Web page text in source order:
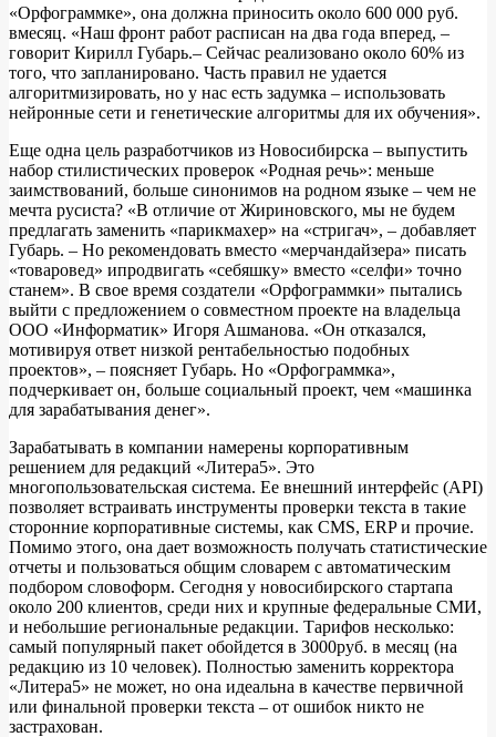
«Орфограммке», она должна приносить около 600 000 руб.
вмесяц. «Наш фронт работ расписан на два года вперед, –
говорит Кирилл Губарь.– Сейчас реализовано около 60% из
того, что запланировано. Часть правил не удается
алгоритмизировать, но у нас есть задумка – использовать
нейронные сети и генетические алгоритмы для их обучения».
Еще одна цель разработчиков из Новосибирска – выпустить
набор стилистических проверок «Родная речь»: меньше
заимствований, больше синонимов на родном языке – чем не
мечта русиста? «В отличие от Жириновского, мы не будем
предлагать заменить «парикмахер» на «стригач», – добавляет
Губарь. – Но рекомендовать вместо «мерчандайзера» писать
«товаровед» ипродвигать «себяшку» вместо «селфи» точно
станем». В свое время создатели «Орфограммки» пытались
выйти с предложением о совместном проекте на владельца
ООО «Информатик» Игоря Ашманова. «Он отказался,
мотивируя ответ низкой рентабельностью подобных
проектов», – поясняет Губарь. Но «Орфограммка»,
подчеркивает он, больше социальный проект, чем «машинка
для зарабатывания денег».
Зарабатывать в компании намерены корпоративным
решением для редакций «Литера5». Это
многопользовательская система. Ее внешний интерфейс (API)
позволяет встраивать инструменты проверки текста в такие
сторонние корпоративные системы, как CMS, ERP и прочие.
Помимо этого, она дает возможность получать статистические
отчеты и пользоваться общим словарем с автоматическим
подбором словоформ. Сегодня у новосибирского стартапа
около 200 клиентов, среди них и крупные федеральные СМИ,
и небольшие региональные редакции. Тарифов несколько:
самый популярный пакет обойдется в 3000руб. в месяц (на
редакцию из 10 человек). Полностью заменить корректора
«Литера5» не может, но она идеальна в качестве первичной
или финальной проверки текста – от ошибок никто не
застрахован.